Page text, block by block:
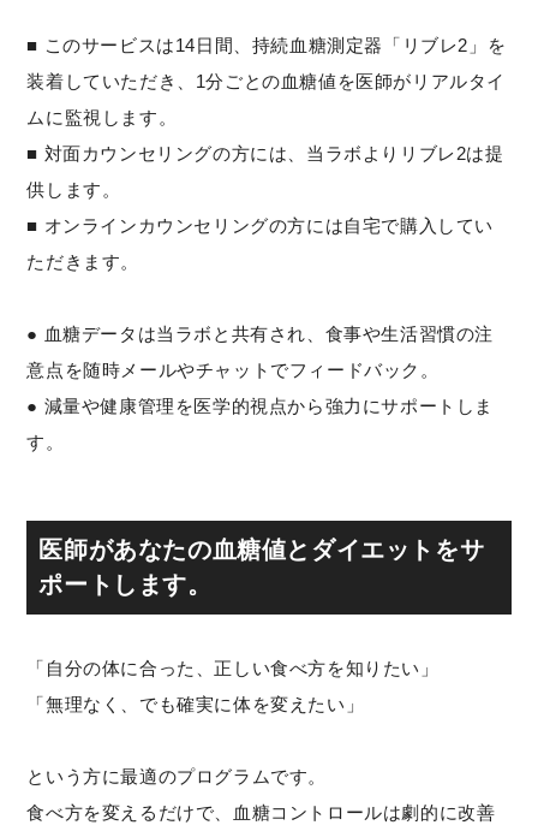
■ このサービスは14日間、持続血糖測定器「リブレ2」を
装着していただき、1分ごとの血糖値を医師がリアルタイ
ムに監視します。
■ 対面カウンセリングの方には、当ラボよりリブレ2は提
供します。
■ オンラインカウンセリングの方には自宅で購入してい
ただきます。
● 血糖データは当ラボと共有され、食事や生活習慣の注
意点を随時メールやチャットでフィードバック。
● 減量や健康管理を医学的視点から強力にサポートしま
す。
医師があなたの血糖値とダイエットをサ
ポートします。
「自分の体に合った、正しい食べ方を知りたい」
「無理なく、でも確実に体を変えたい」
という方に最適のプログラムです。
食べ方を変えるだけで、血糖コントロールは劇的に改善